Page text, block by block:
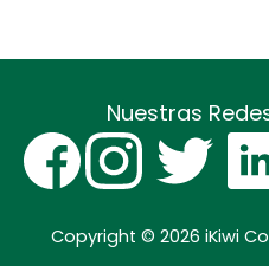
Nuestras
Copyright © 2026 iKiwi